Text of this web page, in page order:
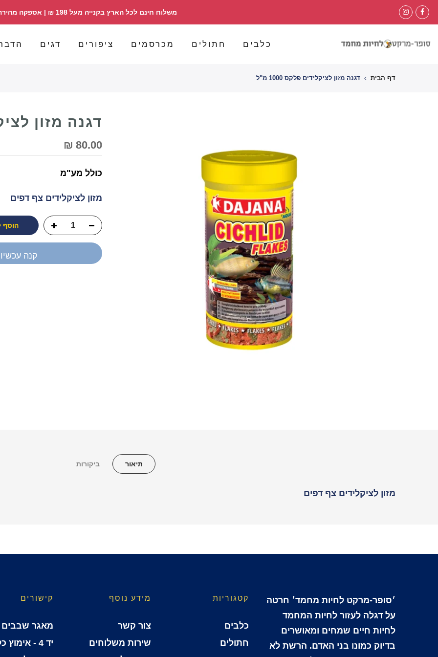
דלג
לתוכן
משלוח חינם לכל הארץ בקנייה מעל 198 ₪ | אספקה מהירה | הזמנות 098358030
כלבים חתולים מכרסמים ציפורים דגים
דף הבית דגנה מזון לציקלידים פלקס 1000 מ"ל
דגנה מזון
80.00 ₪
כולל מע"מ
מזון לציקלידים צף דפים
הוסף
קנה עכשיו
תיאור ביקורות
מזון לציקלידים צף דפים
׳סופר-מרקט לחיות מחמד׳ חרטה
על דגלה לעזור לחיות המחמד
לחיות חיים שמחים ומאושרים
בדיוק כמונו בני האדם. הרשת לא
קטגוריות
כלבים
חתולים
מידע נוסף
צור קשר
שירות משלוחים
קישורים
מאגר שבבים
יד 4 - אימוץ כלבים